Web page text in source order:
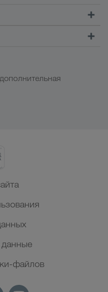
файлов